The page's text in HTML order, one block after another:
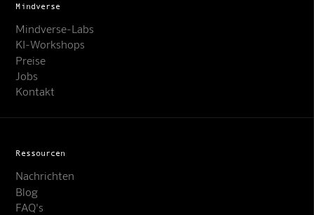
Mindverse
Mindverse-Labs
KI-Workshops
Preise
Jobs
Kontakt
Ressourcen
Nachrichten
Blog
FAQ's